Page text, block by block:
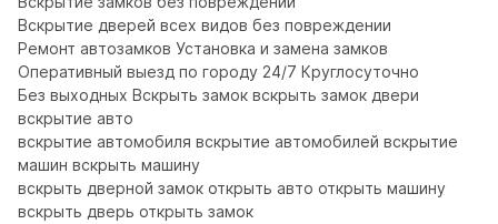
Bскрытиe двеpeй всeх видов без повреждении
Ремонт автозамков Установка и замена замков
Оперативный выезд по городу 24/7 Круглосуточно
Без выходных Вскрыть замок вскрыть замок двери
вскрытие авто
вскрытие автомобиля вскрытие автомобилей вскрытие
машин вскрыть машину
вскрыть дверной замок открыть авто открыть машину
вскрыть дверь открыть замок